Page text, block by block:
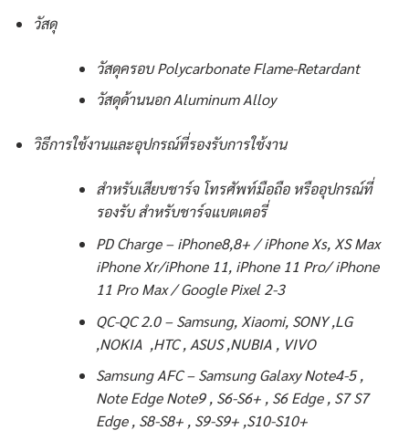
วัสดุ
วัสดุครอบ Polycarbonate Flame-Retardant
วัสดุด้านนอก Aluminum Alloy
วิธีการใช้งานและอุปกรณ์ที่รองรับการใช้งาน
สำหรับเสียบชาร์จ โทรศัพท์มือถือ หรืออุปกรณ์ที่
รองรับ สำหรับชาร์จแบตเตอรี่
PD Charge – iPhone8,8+ / iPhone Xs, XS Max
iPhone Xr/iPhone 11, iPhone 11 Pro/ iPhone
11 Pro Max / Google Pixel 2-3
QC-QC 2.0 – Samsung, Xiaomi, SONY ,LG
,NOKIA ,HTC , ASUS ,NUBIA , VIVO
Samsung AFC – Samsung Galaxy Note4-5 ,
Note Edge Note9 , S6-S6+ , S6 Edge , S7 S7
Edge , S8-S8+ , S9-S9+ ,S10-S10+